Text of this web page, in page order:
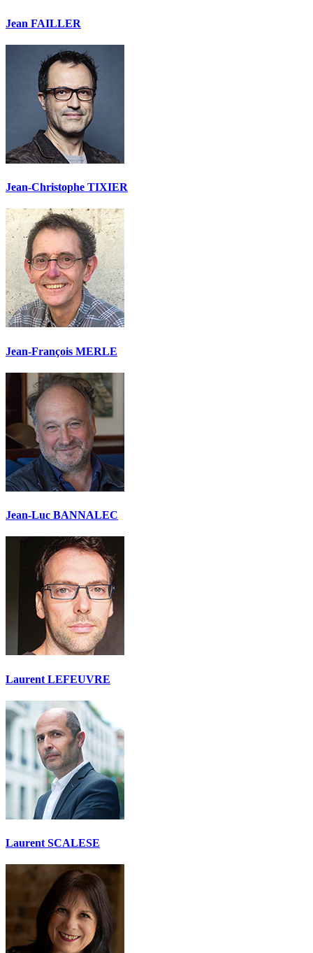
Jean FAILLER
Jean-Christophe TIXIER
Jean-François MERLE
Jean-Luc BANNALEC
Laurent LEFEUVRE
Laurent SCALESE